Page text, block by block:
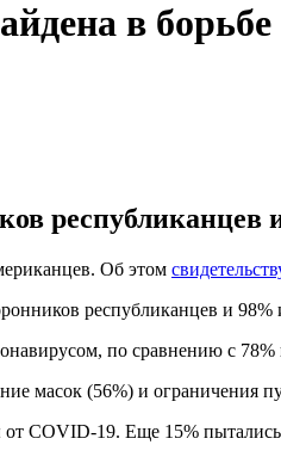
в
республиканцев
Об этом
республиканцев и 98%
по сравнению с 78%
масок (56%) и ограничения
COVID-19. Еще 15% пытались